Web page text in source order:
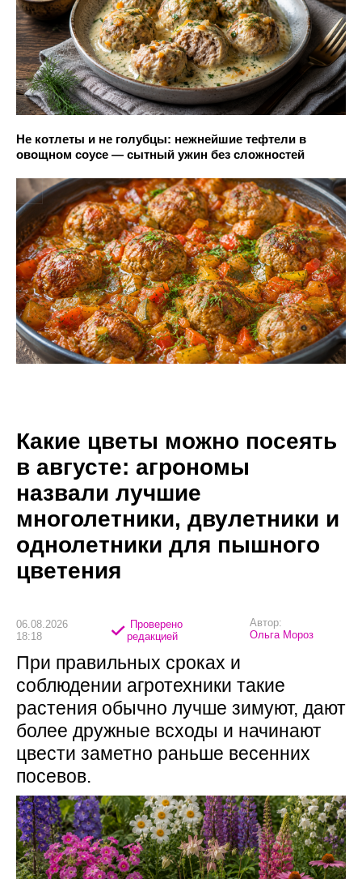
Не котлеты и не голубцы: нежнейшие тефтели в
овощном соусе — сытный ужин без сложностей
Какие цветы можно посеять
в августе: агрономы
назвали лучшие
многолетники, двулетники и
однолетники для пышного
цветения
06.08.2026
18:18
Проверено
редакцией
Автор:
Ольга Мороз
При правильных сроках и
соблюдении агротехники такие
растения обычно лучше зимуют, дают
более дружные всходы и начинают
цвести заметно раньше весенних
посевов.